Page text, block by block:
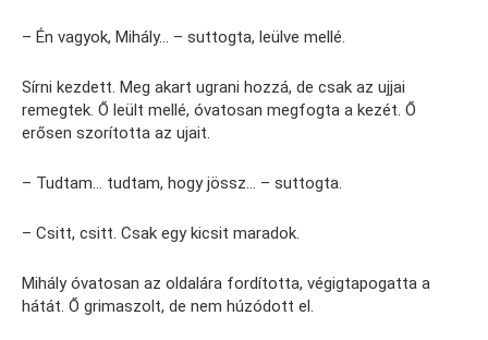
– Én vagyok, Mihály… – suttogta, leülve mellé.
Sírni kezdett. Meg akart ugrani hozzá, de csak az ujjai
remegtek. Ő leült mellé, óvatosan megfogta a kezét. Ő
erősen szorította az ujait.
– Tudtam… tudtam, hogy jössz… – suttogta.
– Csitt, csitt. Csak egy kicsit maradok.
Mihály óvatosan az oldalára fordította, végigtapogatta a
hátát. Ő grimaszolt, de nem húzódott el.